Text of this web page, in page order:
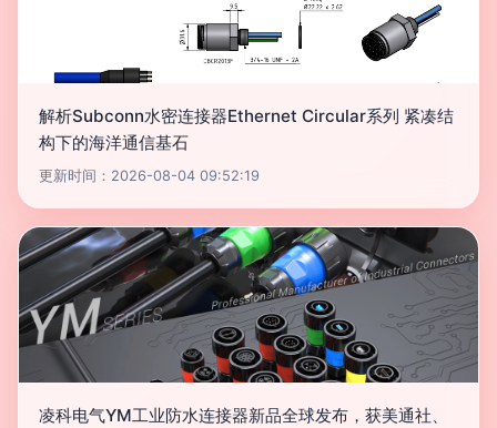
解析Subconn水密连接器Ethernet Circular系列 紧凑结
构下的海洋通信基石
更新时间：2026-08-04 09:52:19
凌科电气YM工业防水连接器新品全球发布，获美通社、